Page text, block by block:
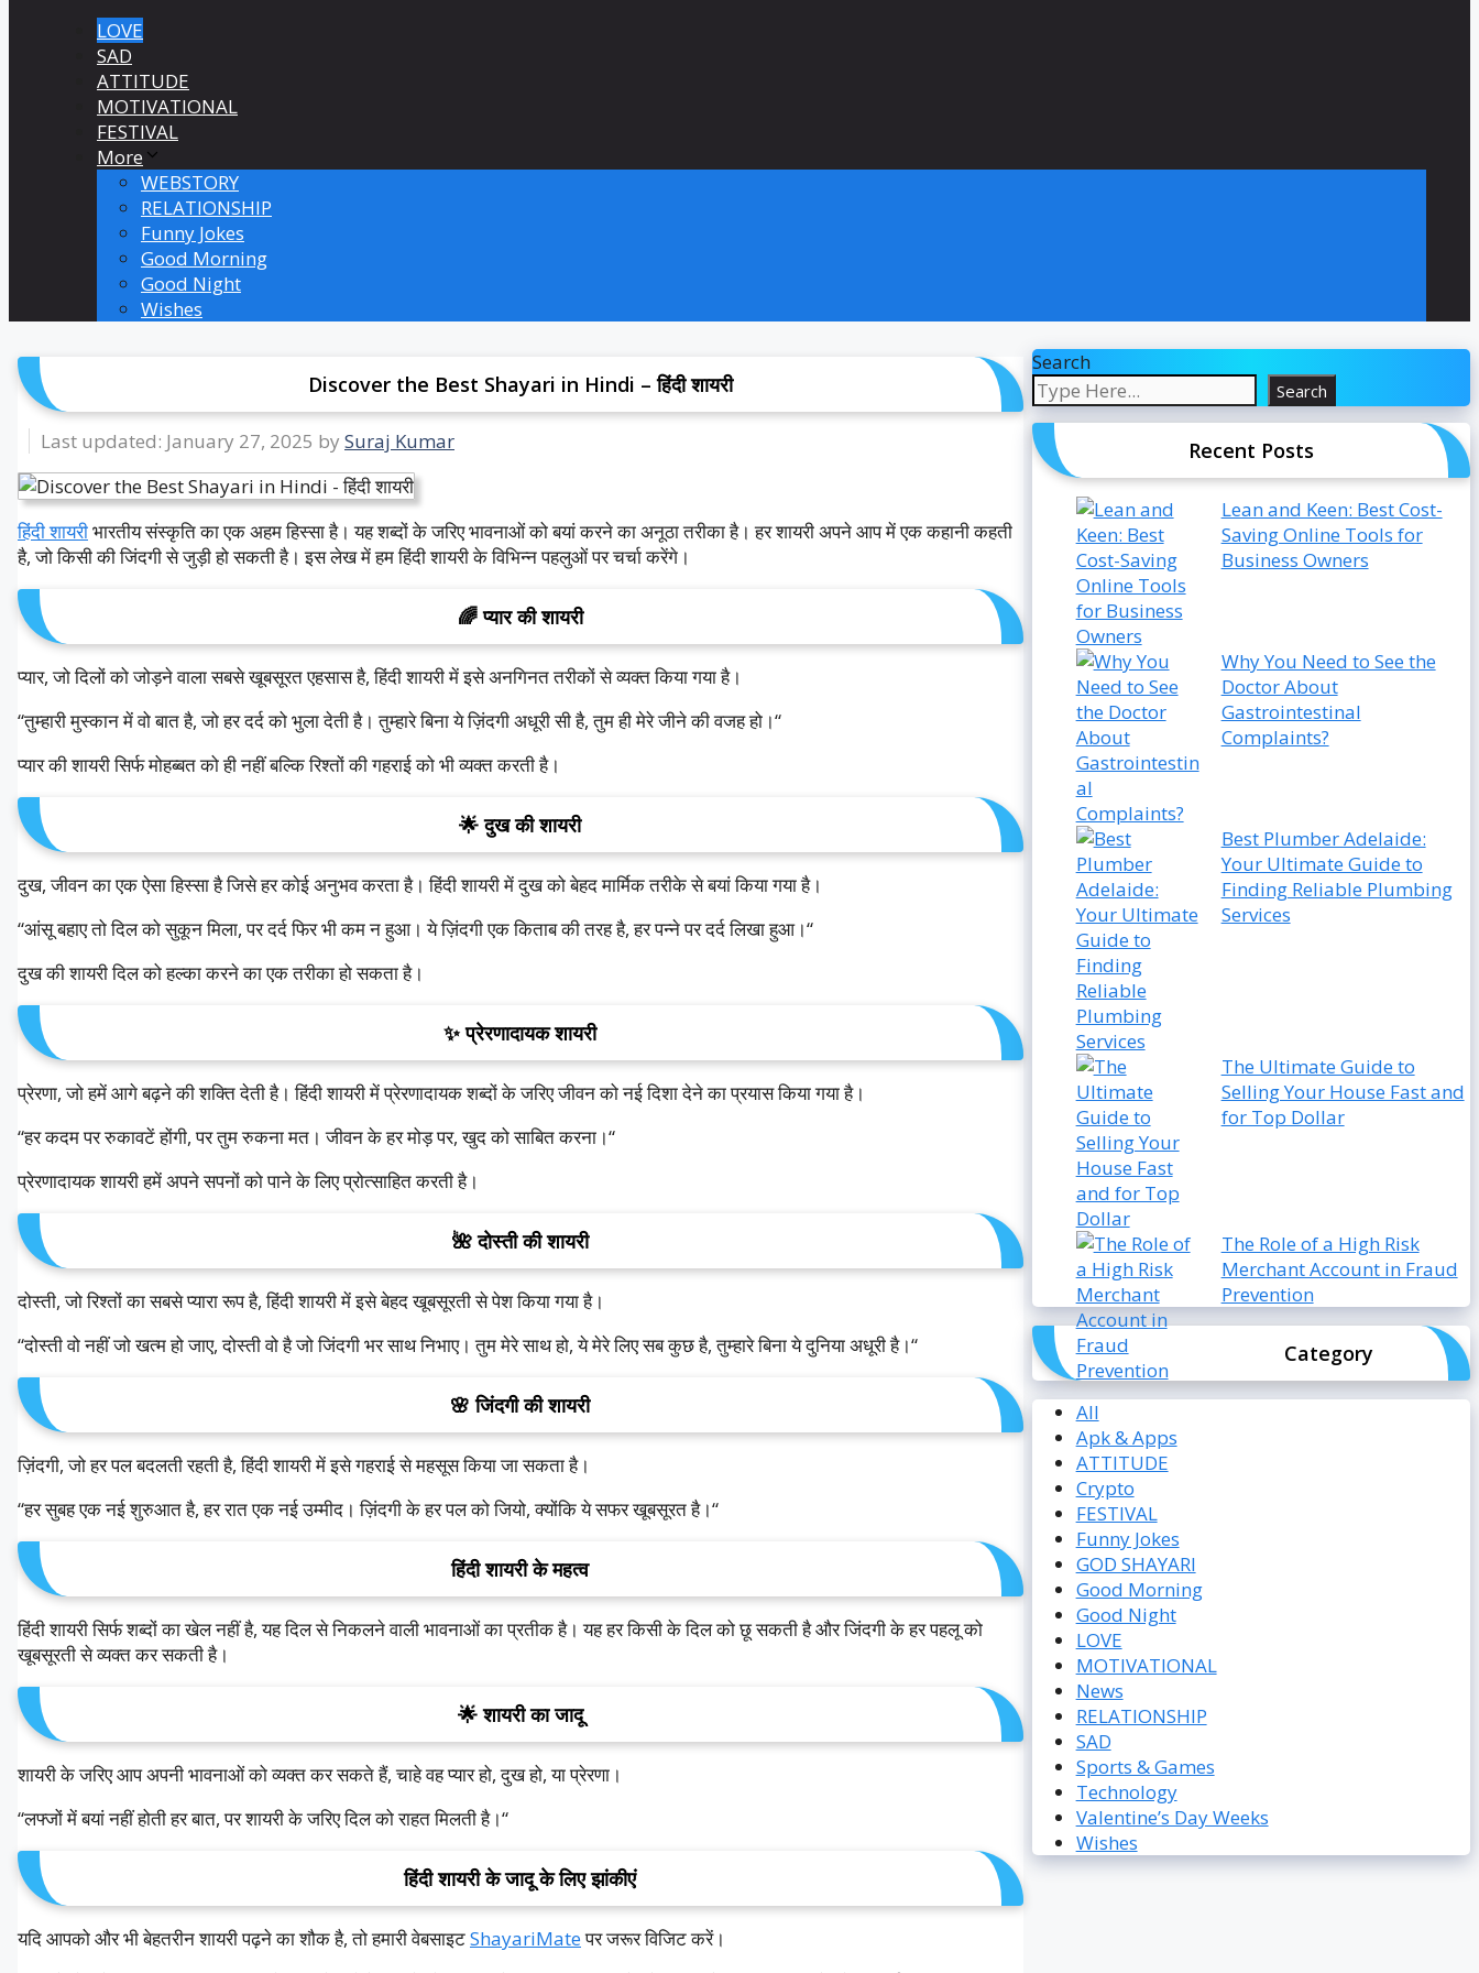
LOVE
SAD
ATTITUDE
MOTIVATIONAL
FESTIVAL
More
WEBSTORY
RELATIONSHIP
Funny Jokes
Good Morning
Good Night
Wishes
Discover the Best Shayari in Hindi – हिंदी शायरी
January 27, 2025 by Suraj Kumar
हिंदीशायरीभारतीयसंस्कृतिकाएकअहमहिस्साहै। यहशब्दोंकेजरिएभावनाओंकोबयांकरनेकाअनूठातरीकाहै। हरशायरीअपनेआपमेंएककहानीकहती
है,जोकिसीकीजिंदगीसेजुड़ीहोसकतीहै। इसलेखमेंहमहिंदीशायरीकेविभिन्नपहलुओंपरचर्चाकरेंगे।
🌈प्यार की शायरी
प्यार,जोदिलोंकोजोड़नेवालासबसेखूबसूरतएहसासहै,हिंदीशायरीमेंइसेअनगिनततरीकोंसेव्यक्तकियागयाहै।
“तुम्हारीमुस्कानमेंवोबातहै,जोहरदर्दकोभुलादेतीहै। तुम्हारेबिनायेज़िंदगीअधूरीसीहै,तुमहीमेरेजीनेकीवजहहो।“
प्यारकीशायरीसिर्फमोहब्बतकोहीनहींबल्किरिश्तोंकीगहराईकोभीव्यक्तकरतीहै।
🌟दुख की शायरी
दुख,जीवनकाएकऐसाहिस्साहैजिसेहरकोईअनुभवकरताहै। हिंदीशायरीमेंदुखकोबेहदमार्मिकतरीकेसेबयांकियागयाहै।
“आंसूबहाएतोदिलकोसुकूनमिला,परदर्दफिरभीकमनहुआ। येज़िंदगीएककिताबकीतरहहै,हरपन्नेपरदर्दलिखाहुआ।“
दुखकीशायरीदिलकोहल्काकरनेकाएकतरीकाहोसकताहै।
✨प्रेरणादायक शायरी
प्रेरणा,जोहमेंआगेबढ़नेकीशक्तिदेतीहै। हिंदीशायरीमेंप्रेरणादायकशब्दोंकेजरिएजीवनकोनईदिशादेनेकाप्रयासकियागयाहै।
“हरकदमपररुकावटेंहोंगी,परतुमरुकनामत। जीवनकेहरमोड़पर,खुदकोसाबितकरना।“
प्रेरणादायकशायरीहमेंअपनेसपनोंकोपानेकेलिएप्रोत्साहितकरतीहै।
🌺दोस्ती की शायरी
दोस्ती,जोरिश्तोंकासबसेप्यारारूपहै,हिंदीशायरीमेंइसेबेहदखूबसूरतीसेपेशकियागयाहै।
“दोस्तीवोनहींजोखत्महोजाए,दोस्तीवोहैजोजिंदगीभरसाथनिभाए। तुममेरेसाथहो,येमेरेलिएसबकुछहै,तुम्हारेबिनायेदुनियाअधूरीहै।“
🌸जिंदगी की शायरी
ज़िंदगी,जोहरपलबदलतीरहतीहै,हिंदीशायरीमेंइसेगहराईसेमहसूसकियाजासकताहै।
“हरसुबहएकनईशुरुआतहै,हररातएकनईउम्मीद। ज़िंदगीकेहरपलकोजियो,क्योंकियेसफरखूबसूरतहै।“
हिंदी शायरी के महत्व
हिंदीशायरीसिर्फशब्दोंकाखेलनहींहै,यहदिलसेनिकलनेवालीभावनाओंकाप्रतीकहै। यहहरकिसीकेदिलकोछूसकतीहैऔरजिंदगीकेहरपहलूको
खूबसूरतीसेव्यक्तकरसकतीहै।
🌟शायरी का जादू
शायरीकेजरिएआपअपनीभावनाओंकोव्यक्तकरसकतेहैं,चाहेवहप्यारहो,दुखहो,याप्रेरणा।
“लफ्जोंमेंबयांनहींहोतीहरबात,परशायरीकेजरिएदिलकोराहतमिलतीहै।“
हिंदी शायरी के जादू के लिए झांकीएं
यदिआपकोऔरभीबेहतरीनशायरीपढ़नेकाशौकहै,तोहमारीवेबसाइटShayariMateपरजरूरविजिटकरें।
Search
Search
Recent Posts
Lean and Keen: Best Cost-
Saving Online Tools for
Business Owners
Why You Need to See the
Doctor About
Gastrointestinal
Complaints?
Best Plumber Adelaide:
Your Ultimate Guide to
Finding Reliable Plumbing
Services
The Ultimate Guide to
Selling Your House Fast and
for Top Dollar
The Role of a High Risk
Merchant Account in Fraud
Prevention
Category
All
Apk & Apps
ATTITUDE
Crypto
FESTIVAL
Funny Jokes
GOD SHAYARI
Good Morning
Good Night
LOVE
MOTIVATIONAL
News
RELATIONSHIP
SAD
Sports & Games
Technology
Valentine’s Day Weeks
Wishes